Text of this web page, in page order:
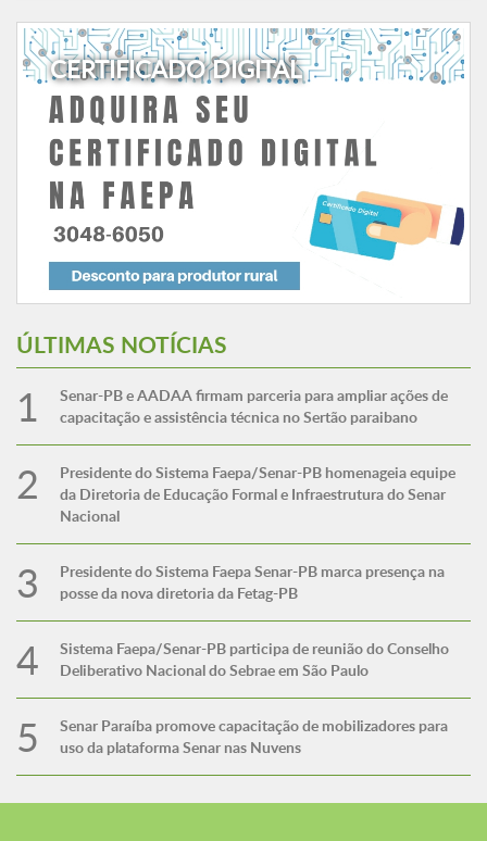
CERTIFICADO DIGITAL
ÚLTIMAS NOTÍCIAS
Senar-PB e AADAA firmam parceria para ampliar ações de
capacitação e assistência técnica no Sertão paraibano
Presidente do Sistema Faepa/Senar-PB homenageia equipe
da Diretoria de Educação Formal e Infraestrutura do Senar
Nacional
Presidente do Sistema Faepa Senar-PB marca presença na
posse da nova diretoria da Fetag-PB
Sistema Faepa/Senar-PB participa de reunião do Conselho
Deliberativo Nacional do Sebrae em São Paulo
Senar Paraíba promove capacitação de mobilizadores para
uso da plataforma Senar nas Nuvens